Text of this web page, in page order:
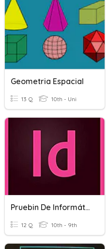
Geometria Espacial
13 Q 10th - Uni
Pruebin De Informática Unidad 4 Enero/ Feb 2019 4to De Sec.
12 Q 10th - 9th